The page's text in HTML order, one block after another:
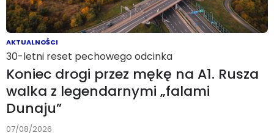
AKTUALNOŚCI
30-letni reset pechowego odcinka
Koniec drogi przez mękę na A1. Rusza
walka z legendarnymi „falami
Dunaju”
07/08/2026